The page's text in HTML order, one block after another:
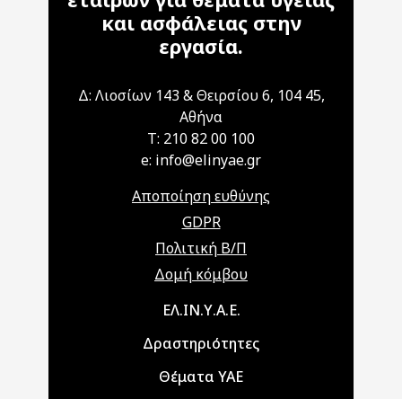
και ασφάλειας στην
εργασία.
Δ: Λιοσίων 143 & Θειρσίου 6, 104 45,
Αθήνα
T: 210 82 00 100
e: info@elinyae.gr
Αποποίηση ευθύνης
GDPR
Πολιτική Β/Π
Δομή κόμβου
Main navigationΕΛ.ΙΝ.Υ.Α.Ε.
Δραστηριότητες
Θέματα ΥΑΕ